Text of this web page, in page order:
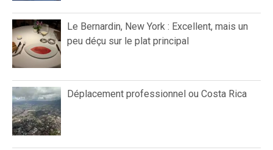
Le Bernardin, New York : Excellent, mais un
peu déçu sur le plat principal
Déplacement professionnel ou Costa Rica